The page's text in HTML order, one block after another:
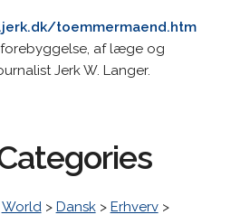
toemmermaend.htm
af læge og
Jerk W. Langer.
World> Dansk> Erhverv>